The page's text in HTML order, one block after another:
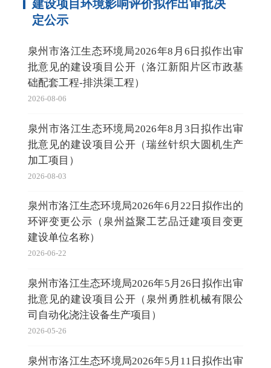
建设项目环境影响评价拟作出审批决
定公示
泉州市洛江生态环境局2026年8月6日拟作出审
批意见的建设项目公开（洛江新阳片区市政基
础配套工程-排洪渠工程）
2026-08-06
泉州市洛江生态环境局2026年8月3日拟作出审
批意见的建设项目公开（瑞丝针织大圆机生产
加工项目）
2026-08-03
泉州市洛江生态环境局2026年6月22日拟作出的
环评变更公示（泉州益聚工艺品迁建项目变更
建设单位名称）
2026-06-22
泉州市洛江生态环境局2026年5月26日拟作出审
批意见的建设项目公开（泉州勇胜机械有限公
司自动化浇注设备生产项目）
2026-05-26
泉州市洛江生态环境局2026年5月11日拟作出审